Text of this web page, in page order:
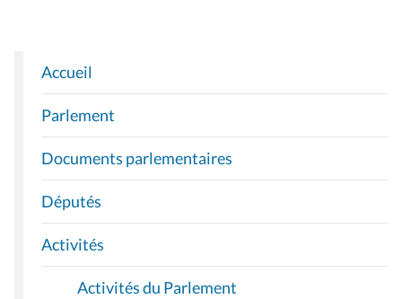
N
A
V
I
G
A
T
I
O
Accueil
Parlement
Documents parlementaires
Députés
Activités
Activités du Parlement